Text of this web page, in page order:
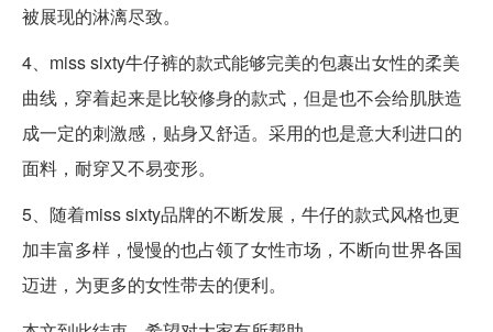
被展现的淋漓尽致。
4、miss sixty牛仔裤的款式能够完美的包裹出女性的柔美
曲线，穿着起来是比较修身的款式，但是也不会给肌肤造
成一定的刺激感，贴身又舒适。采用的也是意大利进口的
面料，耐穿又不易变形。
5、随着miss sixty品牌的不断发展，牛仔的款式风格也更
加丰富多样，慢慢的也占领了女性市场，不断向世界各国
迈进，为更多的女性带去的便利。